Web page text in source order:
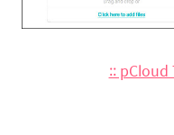
:: pCloud